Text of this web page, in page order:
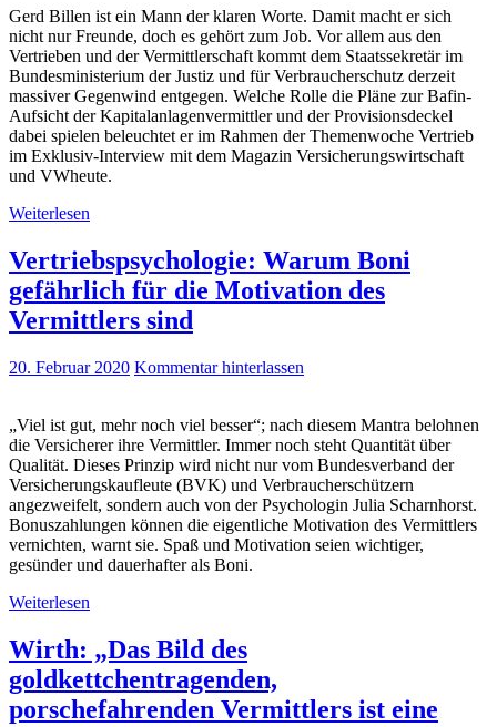
Gerd Billen ist ein Mann der klaren Worte. Damit macht er sich
nicht nur Freunde, doch es gehört zum Job. Vor allem aus den
Vertrieben und der Vermittlerschaft kommt dem Staatssekretär im
Bundesministerium der Justiz und für Verbraucherschutz derzeit
massiver Gegenwind entgegen. Welche Rolle die Pläne zur Bafin-
Aufsicht der Kapitalanlagenvermittler und der Provisionsdeckel
dabei spielen beleuchtet er im Rahmen der Themenwoche Vertrieb
im Exklusiv-Interview mit dem Magazin Versicherungswirtschaft
und VWheute.
Weiterlesen
Vertriebspsychologie: Warum Boni
gefährlich für die Motivation des
Vermittlers sind
20. Februar 2020 Kommentar hinterlassen
„Viel ist gut, mehr noch viel besser“; nach diesem Mantra belohnen
die Versicherer ihre Vermittler. Immer noch steht Quantität über
Qualität. Dieses Prinzip wird nicht nur vom Bundesverband der
Versicherungskaufleute (BVK) und Verbraucherschützern
angezweifelt, sondern auch von der Psychologin Julia Scharnhorst.
Bonuszahlungen können die eigentliche Motivation des Vermittlers
vernichten, warnt sie. Spaß und Motivation seien wichtiger,
gesünder und dauerhafter als Boni.
Weiterlesen
Wirth: „Das Bild des
goldkettchentragenden,
porschefahrenden Vermittlers ist eine